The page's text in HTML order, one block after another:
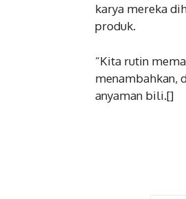
karya mereka
produk.
“Kita rutin
menambahkan,
anyaman bili.[]